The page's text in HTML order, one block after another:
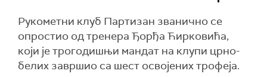
Рукометни клуб Партизан званично се
опростио од тренера Ђорђа Ћирковића,
који је трогодишњи мандат на клупи црно-
белих завршио са шест освојених трофеја.